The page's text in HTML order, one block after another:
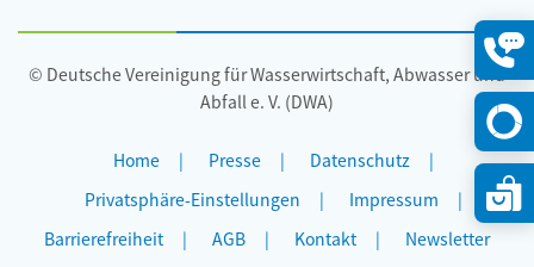
© Deutsche Vereinigung für Wasserwirtschaft, Abwasser und
Abfall e. V. (DWA)
Home Presse
Datenschutz
Privatsphäre-Einstellungen
Impressum
Barrierefreiheit
AGB Kontakt Newsletter